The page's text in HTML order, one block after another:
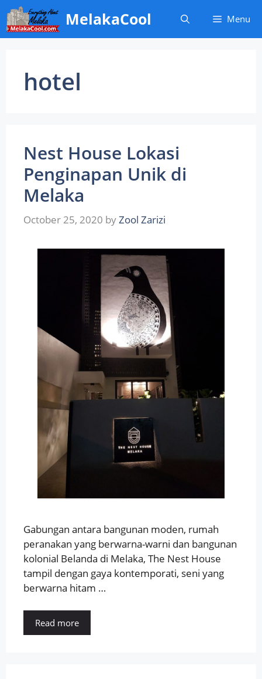
Skip
to
content
MelakaCool Menu
hotel
Nest House Lokasi
Penginapan Unik di
Melaka
October 25, 2020 byZool Zarizi
Gabungan antara bangunan moden, rumah
peranakan yang berwarna-warni dan bangunan
kolonial Belanda di Melaka, The Nest House
tampil dengan gaya kontemporati, seni yang
berwarna hitam …
Read more